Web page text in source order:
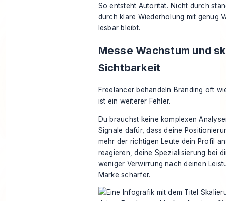
So entsteht Autorität. Nicht durch
durch klare Wiederholung mit genug
lesbar bleibt.
Messe Wachstum und
Sichtbarkeit
Freelancer behandeln Branding oft
ist ein weiterer Fehler.
Du brauchst keine komplexen
Signale dafür, dass deine
mehr der richtigen Leute dein Profil
reagieren, deine Spezialisierung bei
weniger Verwirrung nach deinen
Marke schärfer.